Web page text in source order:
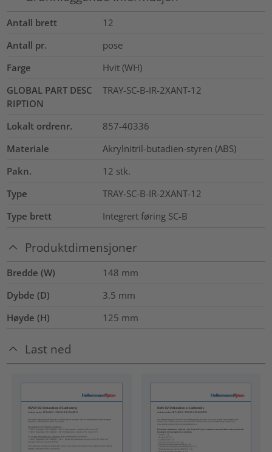
Antall brett
12
Antall pr.
pose
Farge
Hvit (WH)
GLOBAL PART DESC
RIPTION
TRAY-SC-B-IR-2XANT-12
Lokalt ordrenr.
857-40336
Materiale
Akrylnitril-butadien-styren (ABS)
Pakn.
12 stk.
Type
TRAY-SC-B-IR-2XANT-12
Type brett
Integrert føring SC-B
Produktdimensjoner
Bredde (W) 148 mm
Dybde (D)
3.5 mm
Høyde (H)
125 mm
Last ned